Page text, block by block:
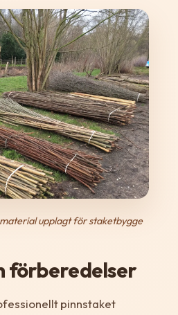
upplagt för staketbygge
förberedelser
pinnstaket